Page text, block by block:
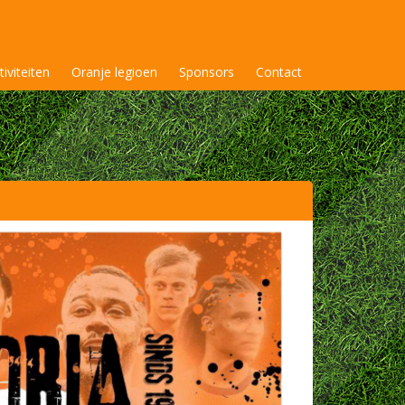
Oranje legioen Sponsors Contact